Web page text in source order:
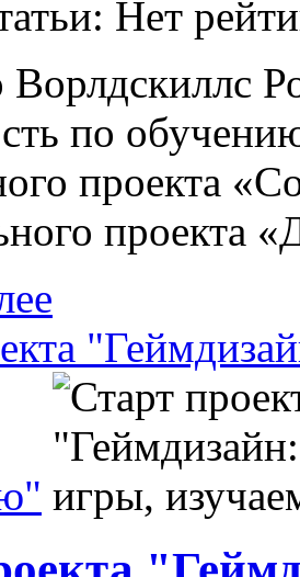
Нет
Ворлдскиллс
по
проекта
проекта